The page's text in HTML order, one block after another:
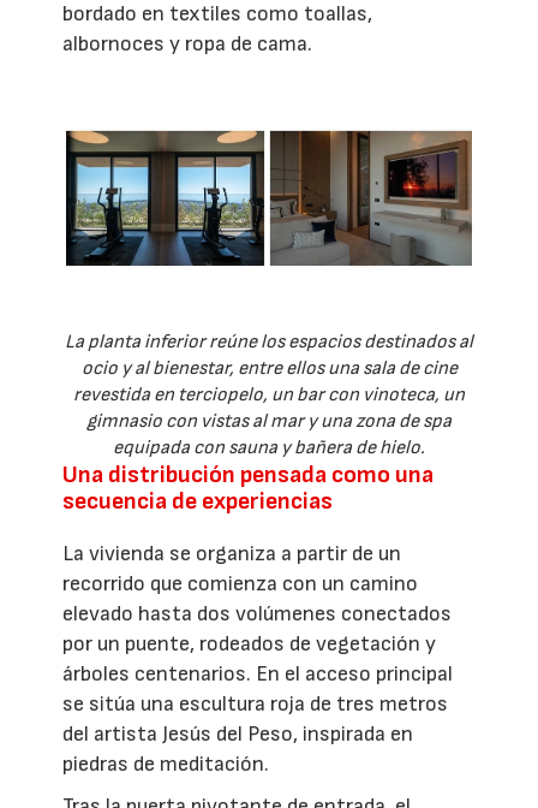
bordado en textiles como toallas,
albornoces y ropa de cama.
La planta inferior reúne los espacios destinados al
ocio y al bienestar, entre ellos una sala de cine
revestida en terciopelo, un bar con vinoteca, un
gimnasio con vistas al mar y una zona de spa
equipada con sauna y bañera de hielo.
Una distribución pensada como una
secuencia de experiencias
La vivienda se organiza a partir de un
recorrido que comienza con un camino
elevado hasta dos volúmenes conectados
por un puente, rodeados de vegetación y
árboles centenarios. En el acceso principal
se sitúa una escultura roja de tres metros
del artista Jesús del Peso, inspirada en
piedras de meditación.